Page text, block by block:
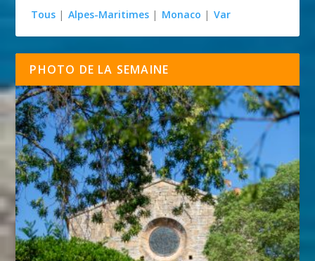
Tous | Alpes-Maritimes | Monaco | Var
PHOTO DE LA SEMAINE